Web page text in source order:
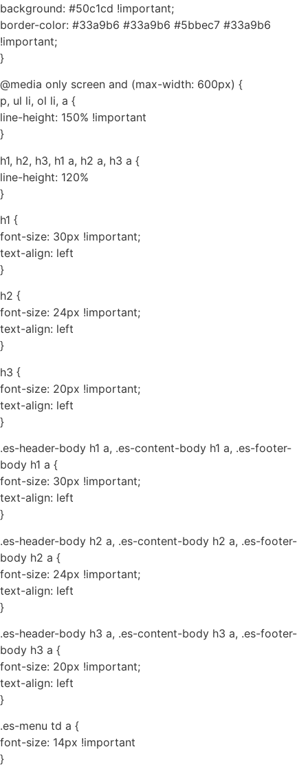
background: #50c1cd !important;
border-color: #33a9b6 #33a9b6 #5bbec7 #33a9b6
!important;
}
@media only screen and (max-width: 600px) {
p, ul li, ol li, a {
line-height: 150% !important
}
h1, h2, h3, h1 a, h2 a, h3 a {
line-height: 120%
}
h1 {
font-size: 30px !important;
text-align: left
}
h2 {
font-size: 24px !important;
text-align: left
}
h3 {
font-size: 20px !important;
text-align: left
}
.es-header-body h1 a, .es-content-body h1 a, .es-footer-
body h1 a {
font-size: 30px !important;
text-align: left
}
.es-header-body h2 a, .es-content-body h2 a, .es-footer-
body h2 a {
font-size: 24px !important;
text-align: left
}
.es-header-body h3 a, .es-content-body h3 a, .es-footer-
body h3 a {
font-size: 20px !important;
text-align: left
}
.es-menu td a {
font-size: 14px !important
}